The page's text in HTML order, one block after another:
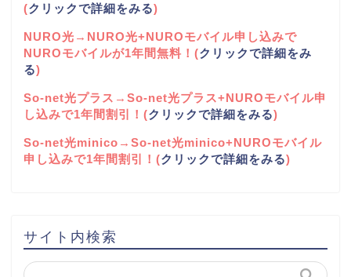
(クリックで詳細をみる)
NURO光→NURO光+NUROモバイル申し込みで
NUROモバイルが1年間無料！(クリックで詳細をみ
る)
So-net光プラス→So-net光プラス+NUROモバイル申
し込みで1年間割引！(クリックで詳細をみる)
So-net光minico→So-net光minico+NUROモバイル
申し込みで1年間割引！(クリックで詳細をみる)
サイト内検索